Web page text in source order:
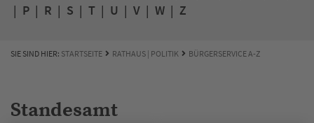
| P | R | S | T | U | V | W | Z
SIE SIND HIER: STARTSEITE RATHAUS | POLITIK BÜRGERSERVICE A-Z
Standesamt